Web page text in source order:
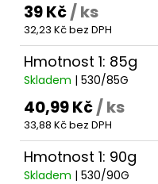
39 Kč/ ks
32,23 Kč bez DPH
Hmotnost 1: 85g
Skladem | 530/85G
40,99 Kč/ ks
33,88 Kč bez DPH
Hmotnost 1: 90g
Skladem | 530/90G